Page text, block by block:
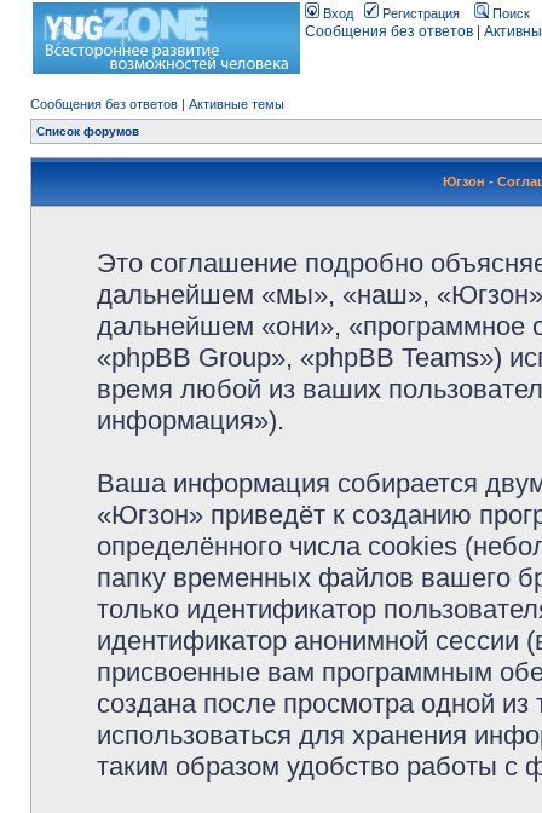
Вход Регистрация Поиск
Сообщения без ответов
Сообщения без ответов | Активные темы
Список форумов
Югзон -
Это соглашение подробно
дальнейшем «мы», «наш»,
дальнейшем «они», «программное
«phpBB Group», «phpBB Teams»)
время любой из ваших
информация»).
Ваша информация собирается
«Югзон» приведёт к созданию
определённого числа cookies
папку временных файлов вашего
только идентификатор
идентификатор анонимной сессии
присвоенные вам программным
создана после просмотра одной
использоваться для хранения
таким образом удобство работы с